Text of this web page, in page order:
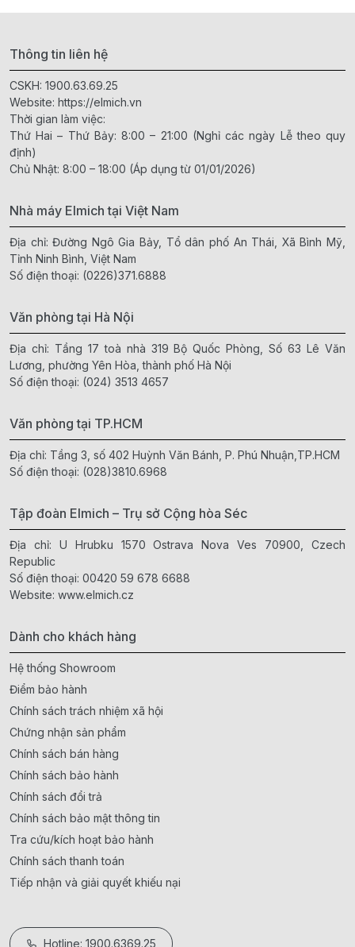
Thông tin liên hệ
CSKH: 1900.63.69.25
Website: https://elmich.vn
Thời gian làm việc:
Thứ Hai – Thứ Bảy: 8:00 – 21:00 (Nghỉ các ngày Lễ theo quy
định)
Chủ Nhật: 8:00 – 18:00 (Áp dụng từ 01/01/2026)
Nhà máy Elmich tại Việt Nam
Địa chỉ: Đường Ngô Gia Bảy, Tổ dân phố An Thái, Xã Bình Mỹ,
Tỉnh Ninh Bình, Việt Nam
Số điện thoại: (0226)371.6888
Văn phòng tại Hà Nội
Địa chỉ: Tầng 17 toà nhà 319 Bộ Quốc Phòng, Số 63 Lê Văn
Lương, phường Yên Hòa, thành phố Hà Nội
Số điện thoại: (024) 3513 4657
Văn phòng tại TP.HCM
Địa chỉ: Tầng 3, số 402 Huỳnh Văn Bánh, P. Phú Nhuận,TP.HCM
Số điện thoại: (028)3810.6968
Tập đoàn Elmich – Trụ sở Cộng hòa Séc
Địa chỉ: U Hrubku 1570 Ostrava Nova Ves 70900, Czech
Republic
Số điện thoại: 00420 59 678 6688
Website: www.elmich.cz
Dành cho khách hàng
Hệ thống Showroom
Điểm bảo hành
Chính sách trách nhiệm xã hội
Chứng nhận sản phẩm
Chính sách bán hàng
Chính sách bảo hành
Chính sách đổi trả
Chính sách bảo mật thông tin
Tra cứu/kích hoạt bảo hành
Chính sách thanh toán
Tiếp nhận và giải quyết khiếu nại
Hotline: 1900.6369.25